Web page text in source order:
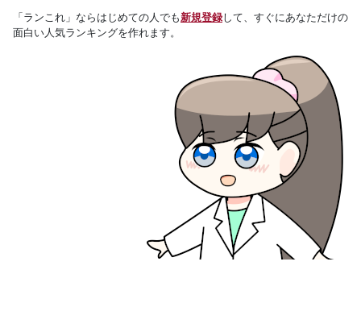
「ランこれ」ならはじめての人でも新規登録して、すぐにあなただけの
面白い人気ランキングを作れます。